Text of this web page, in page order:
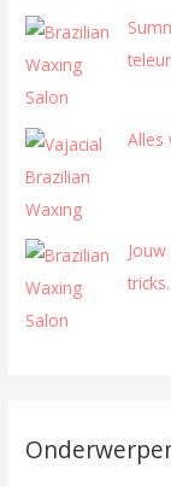
Alles
tricks.